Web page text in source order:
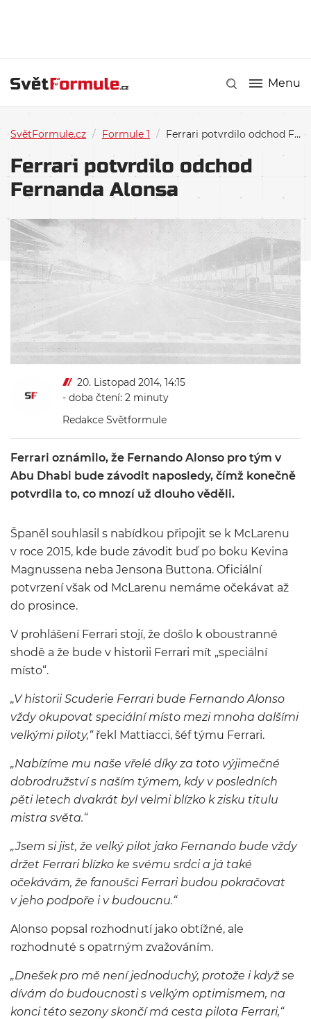
Menu
SvětFormule.cz / Formule 1 / Ferrari potvrdilo odchod Fernanda Alonsa
Ferrari potvrdilo odchod
Fernanda Alonsa
20. Listopad 2014, 14:15
- doba čtení: 2 minuty
Redakce Světformule
Ferrari oznámilo, že Fernando Alonso pro tým v
Abu Dhabi bude závodit naposledy, čímž konečně
potvrdila to, co mnozí už dlouho věděli.
Španěl souhlasil s nabídkou připojit se k McLarenu
v roce 2015, kde bude závodit buď po boku Kevina
Magnussena neba Jensona Buttona. Oficiální
potvrzení však od McLarenu nemáme očekávat až
do prosince.
V prohlášení Ferrari stojí, že došlo k oboustranné
shodě a že bude v historii Ferrari mít „speciální
místo“.
„V historii Scuderie Ferrari bude Fernando Alonso
vždy okupovat speciální místo mezi mnoha dalšími
velkými piloty,“řekl Mattiacci, šéf týmu Ferrari.
„Nabízíme mu naše vřelé díky za toto výjimečné
dobrodružství s naším týmem, kdy v posledních
pěti letech dvakrát byl velmi blízko k zisku titulu
mistra světa.“
„Jsem si jist, že velký pilot jako Fernando bude vždy
držet Ferrari blízko ke svému srdci a já také
očekávám, že fanoušci Ferrari budou pokračovat
v jeho podpoře i v budoucnu.“
Alonso popsal rozhodnutí jako obtížné, ale
rozhodnuté s opatrným zvažováním.
„Dnešek pro mě není jednoduchý, protože i když se
dívám do budoucnosti s velkým optimismem, na
konci této sezony skončí má cesta pilota Ferrari,“